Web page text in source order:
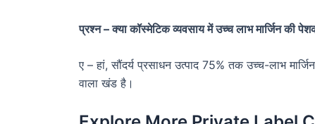
प्रश्न – क्या कॉस्मेटिक व्यवसाय में उच्च लाभ मार्जिन की
ए – हां, सौंदर्य प्रसाधन उत्पाद 75% तक उच्च-लाभ
वाला खंड है।